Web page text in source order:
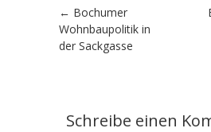
Artikel-
← Bochumer
Wohnbaupolitik in
der Sackgasse
Schreibe einen